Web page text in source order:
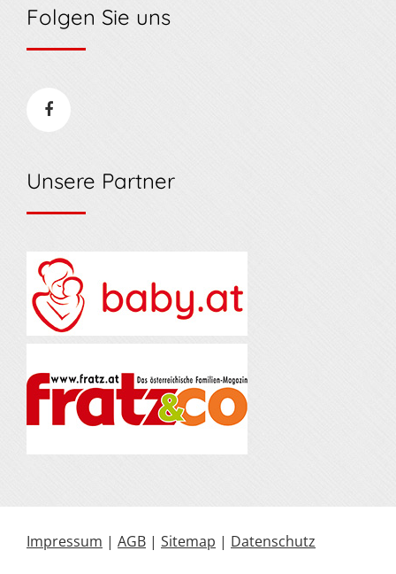
Folgen Sie uns
Unsere Partner
Impressum | AGB | Sitemap | Datenschutz